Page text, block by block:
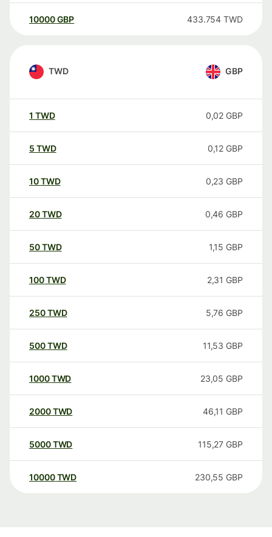
10000 GBP 433.754 TWD
TWD GBP
1 TWD 0,02 GBP
5 TWD 0,12 GBP
10TWD 0,23 GBP
20TWD 0,46 GBP
50TWD 1,15 GBP
100TWD 2,31 GBP
250TWD 5,76 GBP
500TWD 11,53 GBP
1000TWD 23,05 GBP
2000TWD 46,11 GBP
5000TWD 115,27 GBP
10000 TWD 230,55 GBP